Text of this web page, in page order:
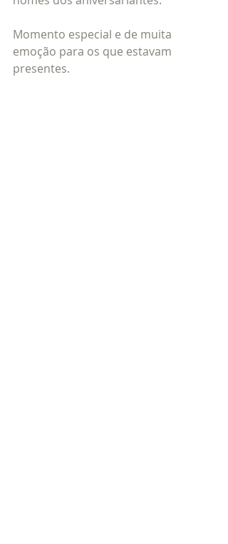
Momento especial e de muita
emoção para os que estavam
presentes.